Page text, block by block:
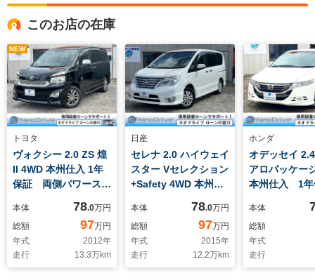
このお店の在庫
NEW
トヨタ
ヴォクシー 2.0 ZS 煌
II 4WD 本州仕入 1年
保証 両側パワースラ
フルセグ DVD再
生 バックカメラ プ
ッシュスタート
HID キーレス フロ
ントフォグ 純正アル
本体 78.0万円
総額
97万円
年式
2012年
走行
13.3万km
日産
セレナ 2.0 ハイウェイ
スター Vセレクション
+Safety 4WD 本州仕
様 両側パワースライ
ドドア 純正ナビ フ
ルセグ Bluetooth
スマートキー バック
カメラ DVD再生 3
本体 78.0万円
総額
97万円
年式
2015年
走行
12.2万km
ホンダ
オデッセイ
アロパッケー
本州仕入 1
セグ バック
社外18イン
ーレス 3列
HID フロント
ランプ 盗難
本体
総額
年式
走行